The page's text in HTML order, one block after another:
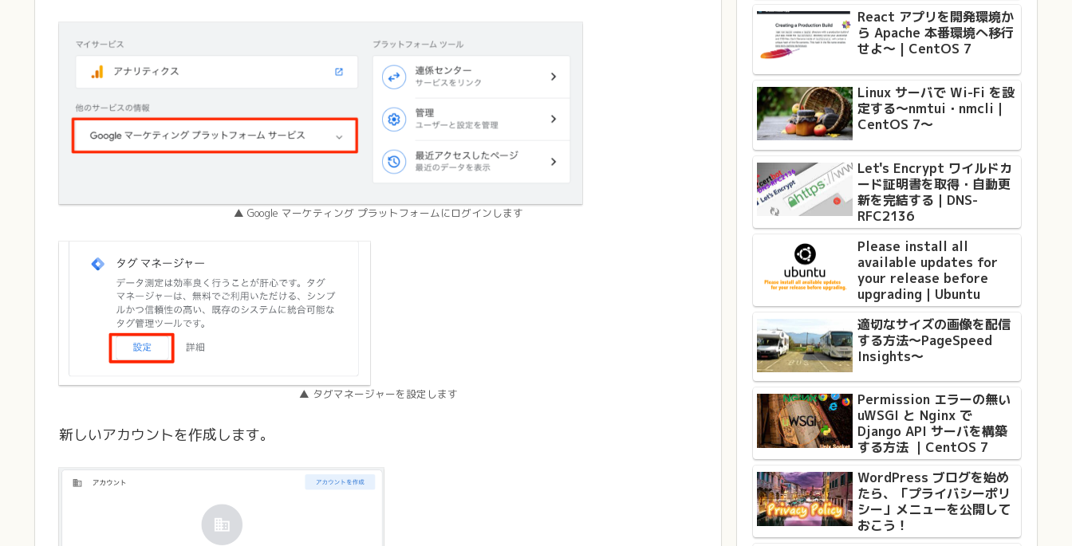
▲ Google マーケティング プラットフォームにログインします
▲ タグマネージャーを設定します
新しいアカウントを作成します。
React アプリを開発環境か
ら Apache 本番環境へ移行
せよ〜 | CentOS 7
Linux サーバで Wi-Fi を設
定する〜nmtui・nmcli｜
CentOS 7〜
Let's Encrypt ワイルドカ
ード証明書を取得・自動更
新を完結する｜DNS-
RFC2136
Please install all
available updates for
your release before
upgrading｜Ubuntu
適切なサイズの画像を配信
する方法〜PageSpeed
Insights〜
Permission エラーの無い
uWSGI と Nginx で
Django API サーバを構築
する方法 ｜CentOS 7
WordPress ブログを始め
たら、「プライバシーポリ
シー」メニューを公開して
おこう！